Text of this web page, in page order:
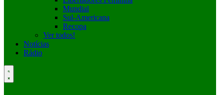
Mundial
Sul-Americana
Recopa
Ver todos!
Notícias
Rádio